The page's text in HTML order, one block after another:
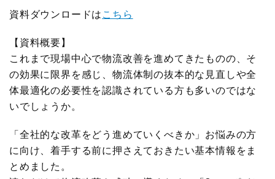
ロジスティクス強調月間
展示会
国際物流総合展
ロジスティクス
グローバル
表彰制度
物流改善賞
資料ダウンロードは こちら
【資料概要】
これまで現場中心で物流改善を進めてきたものの、そ
の効果に限界を感じ、物流体制の抜本的な見直しや全
体最適化の必要性を認識されている方も多いのではな
いでしょうか。
「全社的な改革をどう進めていくべきか」お悩みの方
に向け、着手する前に押さえておきたい基本情報をま
とめました。